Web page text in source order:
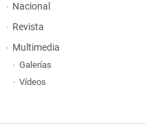
Nacional
Revista
Multimedia
Galerías
Vídeos